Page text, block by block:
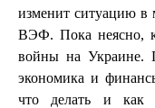
изменит ситуацию в
ВЭФ. Пока неясно,
войны на Украине.
экономика и
что делать и как